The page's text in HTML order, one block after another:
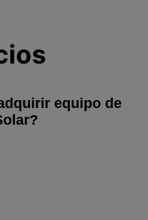
equipo de